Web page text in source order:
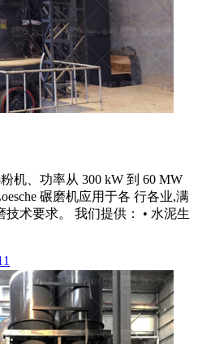
机、功率从 300 kW 到 60 MW
碾磨机应用于各 行各业,满
技术要求。 我们提供： • 水泥生